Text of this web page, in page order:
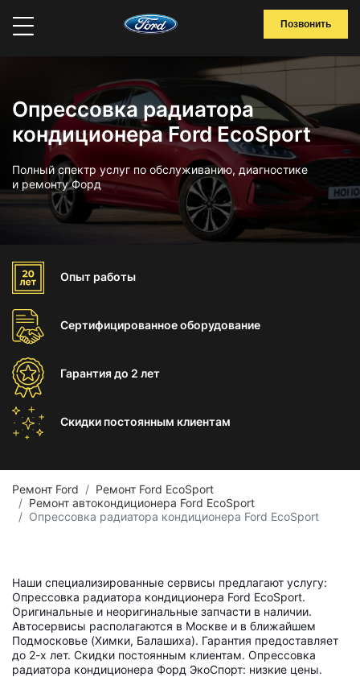
Позвонить
Опрессовка радиатора
кондиционера Ford EcoSport
Полный спектр услуг по обслуживанию, диагностике
и ремонту Форд
Опыт работы
Сертифицированноеоборудование
Гарантиядо 2 лет
Скидки постоянным клиентам
Ремонт Ford
Ремонт Ford EcoSport
Ремонт автокондиционера Ford EcoSport
Опрессовка радиатора кондиционера Ford EcoSport
Наши специализированные сервисы предлагают услугу:
Опрессовка радиатора кондиционера Ford EcoSport.
Оригинальные и неоригинальные запчасти в наличии.
Автосервисы располагаются в Москве и в ближайшем
Подмосковье (Химки, Балашиха). Гарантия предоставляет
до 2-х лет. Скидки постоянным клиентам. Опрессовка
радиатора кондиционера Форд ЭкоСпорт: низкие цены.